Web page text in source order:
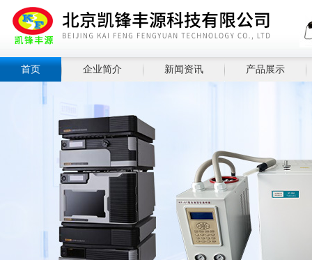
首页 企业简介 新闻资讯 产品展示